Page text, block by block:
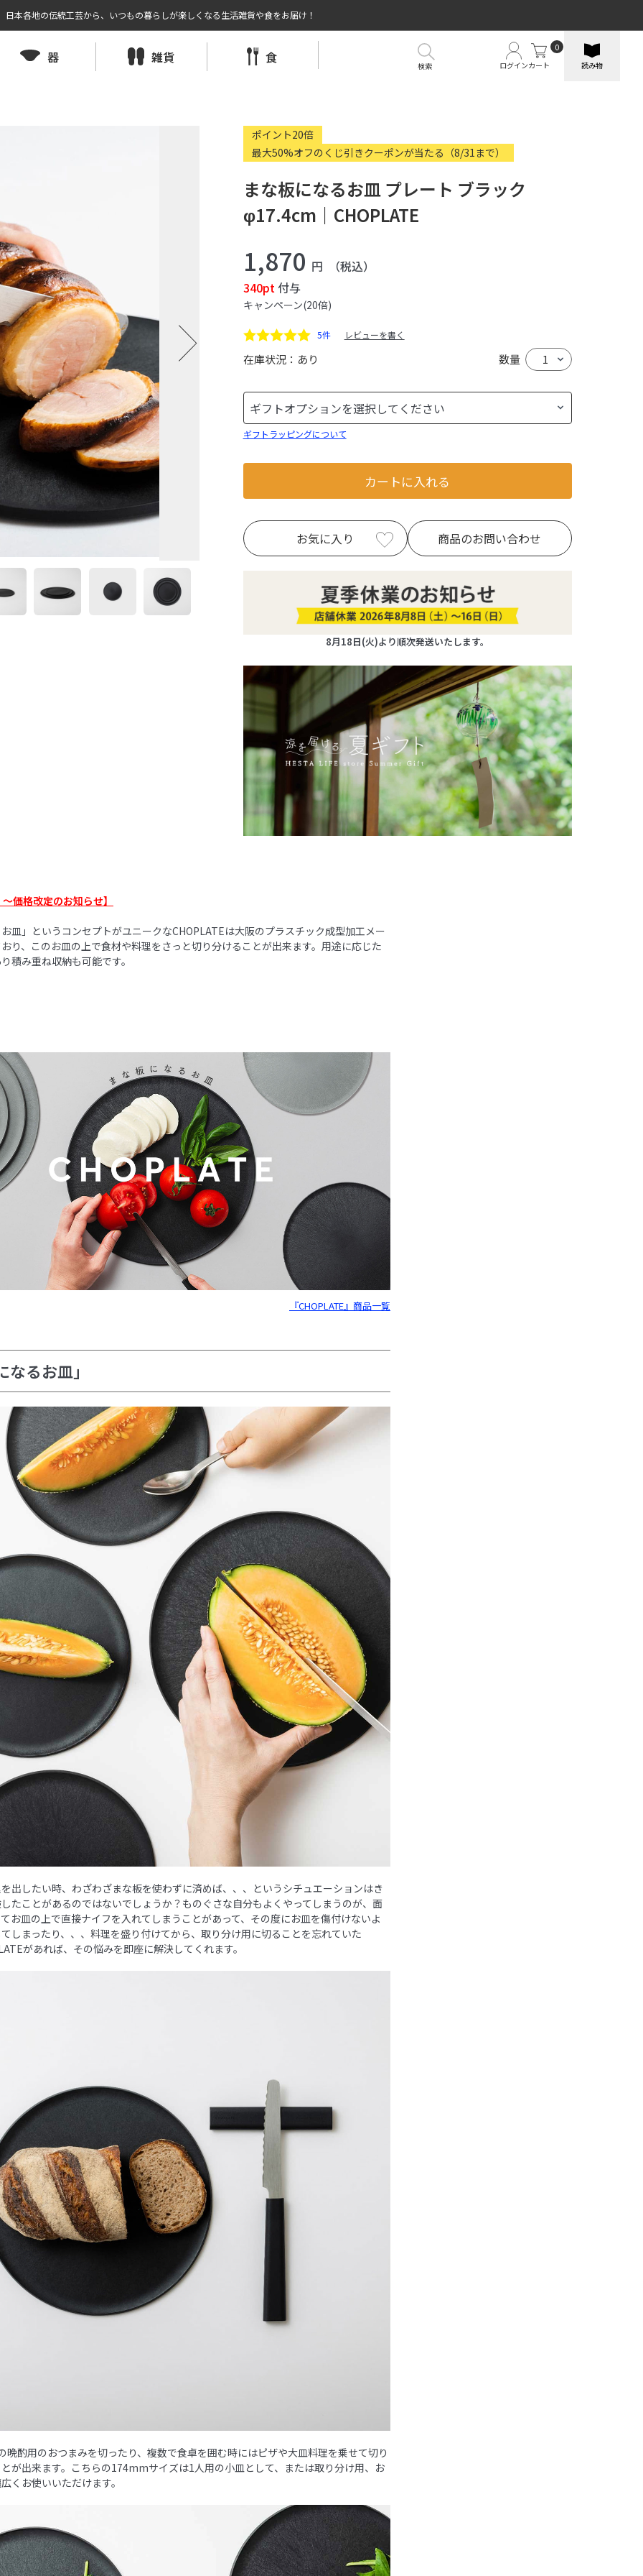
日本各地の伝統工芸から、いつもの暮らしが楽しくなる生活雑貨や食をお届け！
器 雑貨 食 ログインカート
0
読み物
検索
ポイント20倍
最大50%オフのくじ引きクーポンが当たる（8/31まで）
まな板になるお皿 プレート ブラック
φ17.4cm｜CHOPLATE
1,870 円
（税込）
340pt付与
キャンペーン(20倍)
5件 レビューを書く
在庫状況： あり 数量
ギフトラッピングについて
カートに入れる
お気に入り 商品のお問い合わせ
8月18日(火)より順次発送いたします。
価格改定のお知らせ】
皿」というコンセプトがユニークなCHOPLATEは大阪のプラスチック成型加工メー
り、このお皿の上で食材や料理をさっと切り分けることが出来ます。用途に応じた
積み重ね収納も可能です。
『CHOPLATE』商品一覧
るお皿」
出したい時、わざわざまな板を使わずに済めば、、、というシチュエーションはき
たことがあるのではないでしょうか？ものぐさな自分もよくやってしまうのが、面
お皿の上で直接ナイフを入れてしまうことがあって、その度にお皿を傷付けないよ
しまったり、、、料理を盛り付けてから、取り分け用に切ることを忘れていた
があれば、その悩みを即座に解決してくれます。
晩酌用のおつまみを切ったり、複数で食卓を囲む時にはピザや大皿料理を乗せて切り
が出来ます。こちらの174mmサイズは1人用の小皿として、または取り分け用、お
くお使いいただけます。